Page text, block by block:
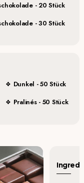
- 20 Stück
- 30 Stück
Dunkel - 50 Stück
Pralinés - 50 Stück